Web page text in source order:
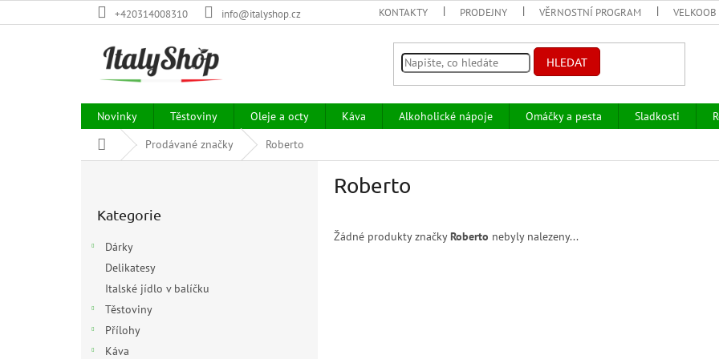
na
+420314008310 info@italyshop.cz KONTAKTY PRODEJNY VĚRNOSTNÍ PROGRAM
HLEDAT
Novinky Těstoviny Oleje a octy Káva Alkoholické nápoje Omáčky a pesta Sladkosti
Domů
Prodávané značky Roberto
kategorie
Kategorie
Dárky
Delikatesy
Italské jídlo v balíčku
Těstoviny
Přílohy
Káva
Roberto
Žádné produkty značkyRoberto nebyly nalezeny...